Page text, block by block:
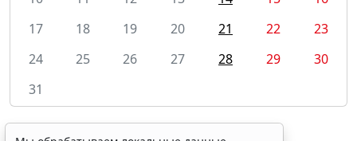
17
18 19 20 21 22
23
24
25 26 27 28 29
30
31